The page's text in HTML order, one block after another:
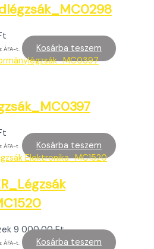
ÁFA-t. Kosárba teszem
ÁFA-t. Kosárba teszem
9 000,00Ft
ÁFA-t. Kosárba teszem